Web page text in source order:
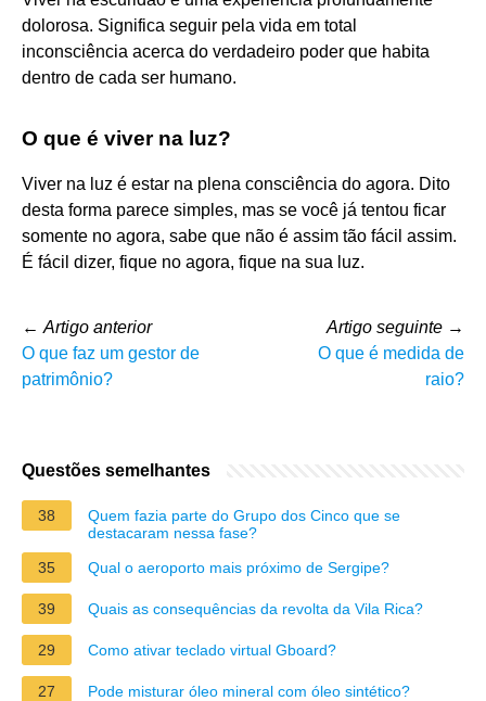
dolorosa. Significa seguir pela vida em total
inconsciência acerca do verdadeiro poder que habita
dentro de cada ser humano.
O que é viver na luz?
Viver na luz é estar na plena consciência do agora. Dito
desta forma parece simples, mas se você já tentou ficar
somente no agora, sabe que não é assim tão fácil assim.
É fácil dizer, fique no agora, fique na sua luz.
← Artigo anterior
O que faz um gestor de
patrimônio?
Artigo seguinte →
O que é medida de
raio?
Questões semelhantes
38
Quem fazia parte do Grupo dos Cinco que se
destacaram nessa fase?
35
Qual o aeroporto mais próximo de Sergipe?
39 Quais as consequências da revolta da Vila Rica?
29 Como ativar teclado virtual Gboard?
27 Pode misturar óleo mineral com óleo sintético?